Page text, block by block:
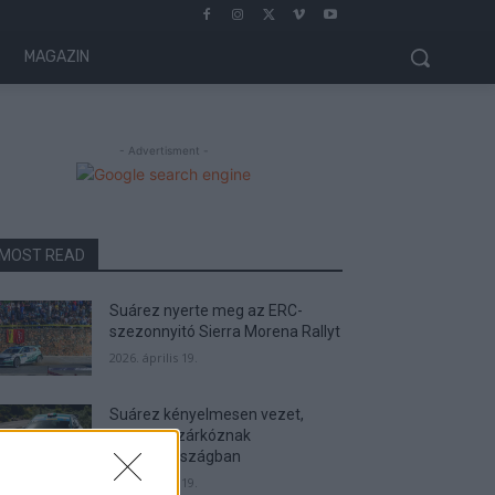
MAGAZIN
- Advertisment -
MOST READ
Suárez nyerte meg az ERC-
szezonnyitó Sierra Morena Rallyt
2026. április 19.
Suárez kényelmesen vezet,
Németék zárkóznak
Spanyolországban
2026. április 19.